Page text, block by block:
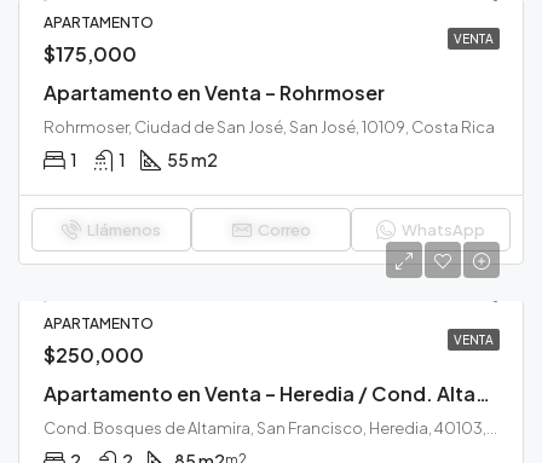
VENTA
APARTAMENTO
$175,000
Apartamento en Venta – Rohrmoser
Rohrmoser, Ciudad de San José, San José, 10109, Costa Rica
1 1 55 m2
Llámenos Correo WhatsApp
VENTA
APARTAMENTO
$250,000
Apartamento en Venta – Heredia / Cond. Altamira